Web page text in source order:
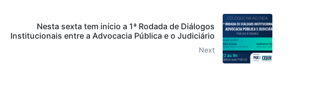
Nesta sexta tem início a 1ª Rodada de Diálogos
Institucionais entre a Advocacia Pública e o Judiciário
Next